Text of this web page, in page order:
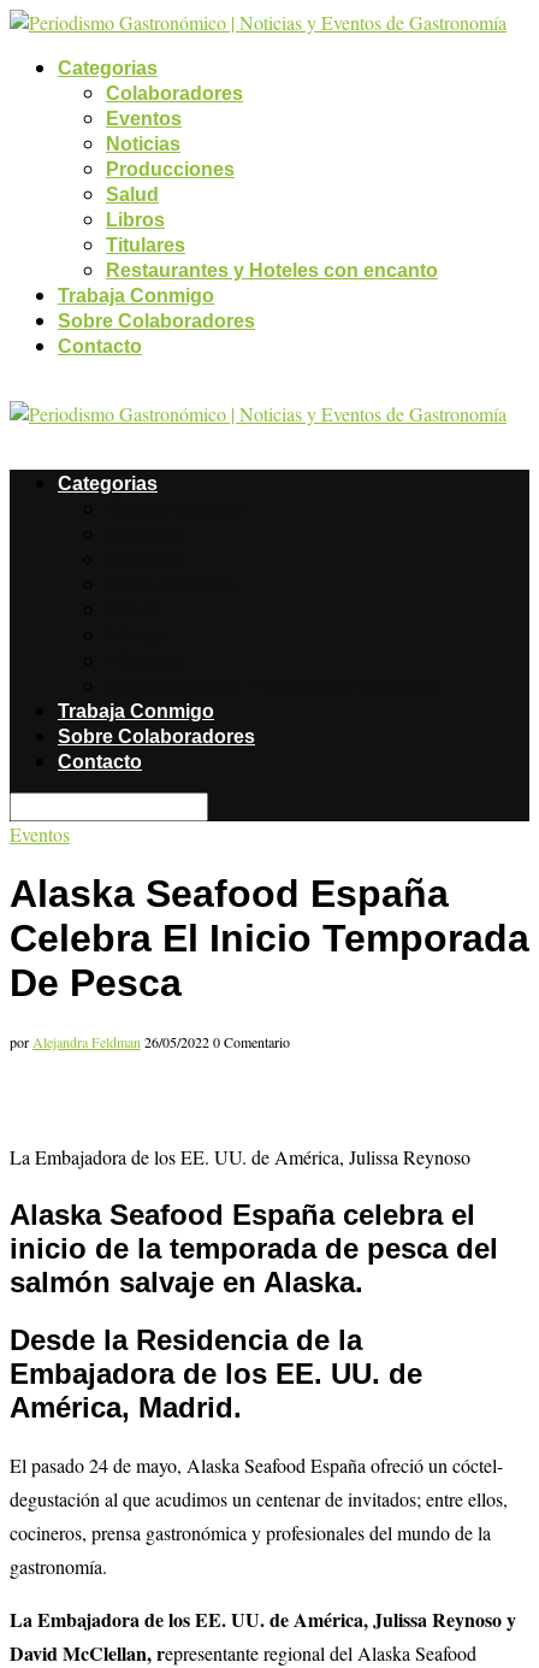
Categorias
Colaboradores
Eventos
Noticias
Producciones
Salud
Libros
Titulares
Restaurantes y Hoteles con encanto
Trabaja Conmigo
Sobre Colaboradores
Contacto
Categorias
Trabaja Conmigo
Sobre Colaboradores
Contacto
Eventos
Alaska Seafood España
Celebra El Inicio Temporada
De Pesca
por Alejandra Feldman 26/05/20220 Comentario
La Embajadora de los EE. UU. de América, Julissa Reynoso
Alaska Seafood España celebra el
inicio de la temporada de pesca del
salmón salvaje en Alaska.
Desde la Residencia de la
Embajadora de los EE. UU. de
América, Madrid.
El pasado 24 de mayo, Alaska Seafood España ofreció un cóctel-
degustación al que acudimos un centenar de invitados; entre ellos,
cocineros, prensa gastronómica y profesionales del mundo de la
gastronomía.
La Embajadora de los EE. UU. de América,Julissa Reynosoy
David McClellan, representante regional del Alaska Seafood